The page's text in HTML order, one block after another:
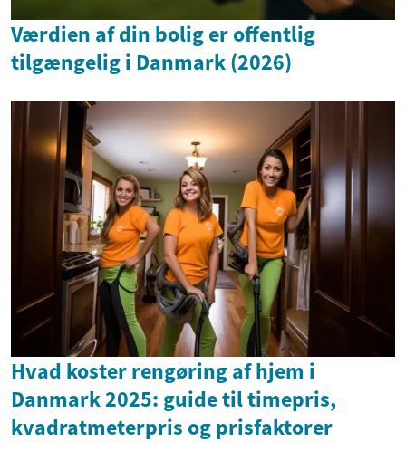
Værdien af din bolig er offentlig
tilgængelig i Danmark (2026)
Hvad koster rengøring af hjem i
Danmark 2025: guide til timepris,
kvadratmeterpris og prisfaktorer